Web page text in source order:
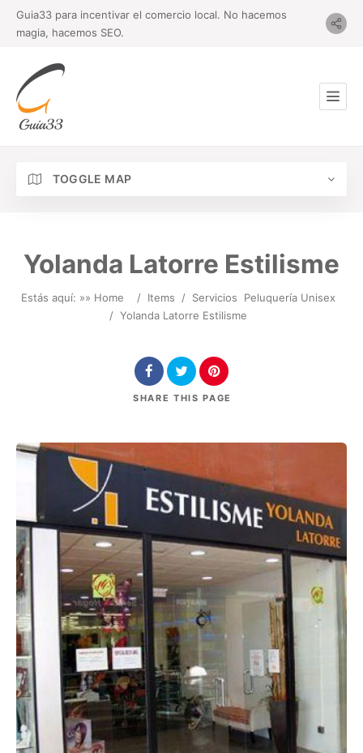
Guia33 para incentivar el comercio local. No hacemos
magia, hacemos SEO.
TOGGLE MAP
Yolanda Latorre Estilisme
Estás aquí: »» Home / Items / Servicios
Peluquería Unisex
/ Yolanda Latorre Estilisme
SHARE THIS PAGE